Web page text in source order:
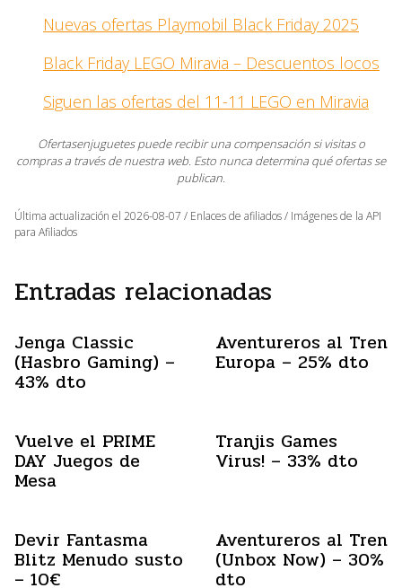
Nuevas ofertas Playmobil Black Friday 2025
Black Friday LEGO Miravia – Descuentos locos
Siguen las ofertas del 11-11 LEGO en Miravia
Ofertasenjuguetes puede recibir una compensación si visitas o
compras a través de nuestra web. Esto nunca determina qué ofertas se
publican.
Última actualización el 2026-08-07 / Enlaces de afiliados / Imágenes de la API
para Afiliados
Entradas relacionadas
Jenga Classic
(Hasbro Gaming) –
43% dto
Aventureros al Tren
Europa – 25% dto
Vuelve el PRIME
DAY Juegos de
Mesa
Tranjis Games
Virus! – 33% dto
Devir Fantasma
Blitz Menudo susto
– 10€
Aventureros al Tren
(Unbox Now) – 30%
dto